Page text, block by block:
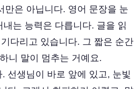
만은 아닙니다. 영어 문장을 눈
는 능력은 다릅니다. 글을 읽
다리고 있습니다. 그 짧은 순간
니 말이 멈추는 거예요.
선생님이 바로 앞에 있고, 눈빛